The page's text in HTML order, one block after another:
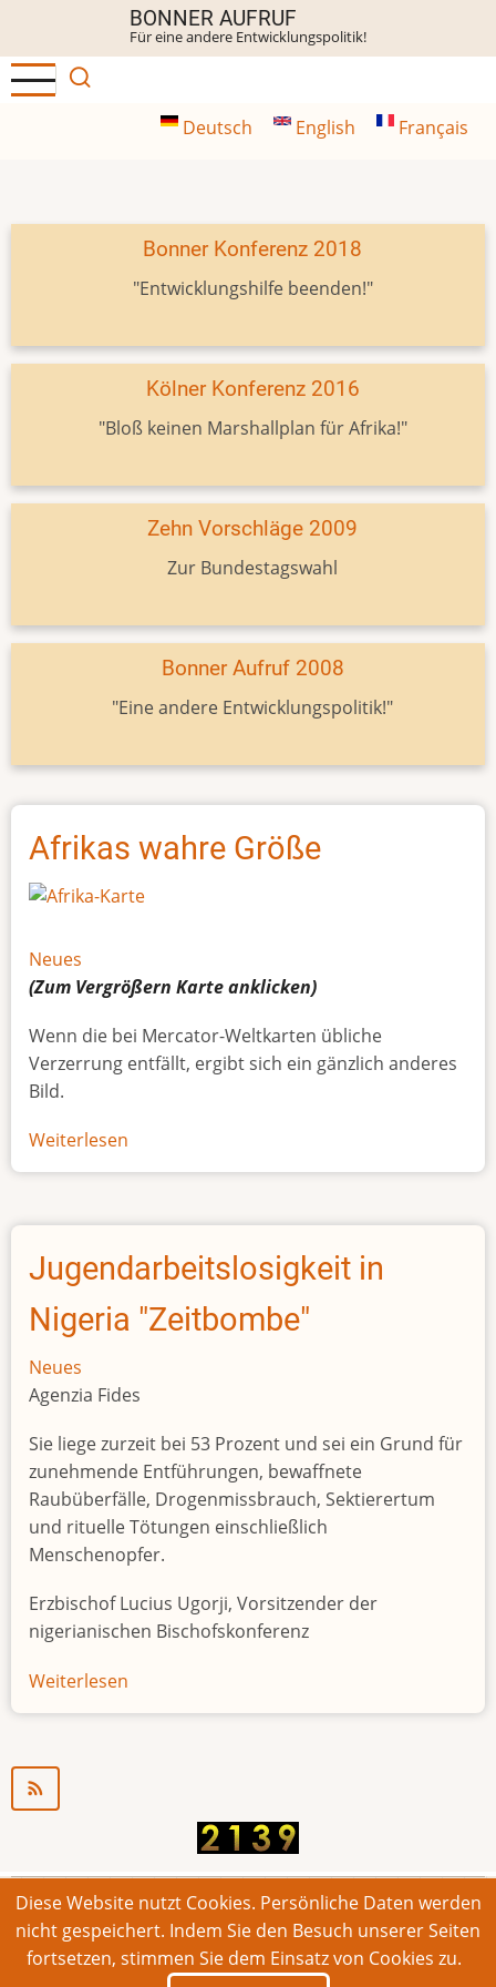
Inhalt
BONNER AUFRUF
Für eine andere Entwicklungspolitik!
Deutsch English Français
Bonner Konferenz 2018
"Entwicklungshilfe beenden!"
Kölner Konferenz 2016
"Bloß keinen Marshallplan für Afrika!"
Zehn Vorschläge 2009
Zur Bundestagswahl
Bonner Aufruf 2008
"Eine andere Entwicklungspolitik!"
Afrikas wahre Größe
Neues
(Zum Vergrößern Karteanklicken)
Wenn die bei Mercator-Weltkarten übliche
Verzerrung entfällt, ergibt sich ein gänzlich anderes
Bild.
Weiterlesen
Afrikas
Größe
Jugendarbeitslosigkeit in
Nigeria "Zeitbombe"
Neues
Agenzia Fides
Sie liege zurzeit bei 53 Prozent und sei ein Grund für
zunehmende Entführungen, bewaffnete
Raubüberfälle, Drogenmissbrauch, Sektierertum
und rituelle Tötungen einschließlich
Menschenopfer.
Erzbischof Lucius Ugorji, Vorsitzender der
nigerianischen Bischofskonferenz
Weiterlesen
Jugendarbeitslosigkeit
© 2026 Bonner Aufruf. Alle Rechte vorbehalten.
Footer
Impressum Kontakt Intern
Diese Website nutzt Cookies. Persönliche Daten werden
nicht gespeichert. Indem Sie den Besuch unserer Seiten
fortsetzen, stimmen Sie dem Einsatz von Cookies zu.